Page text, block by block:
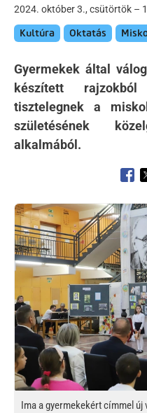
2024. október 3., csütörtök –
Kultúra Oktatás
Gyermekek által
készített
tisztelegnek a
születésének
alkalmából.
Kép
Ima a gyermekekért címmel